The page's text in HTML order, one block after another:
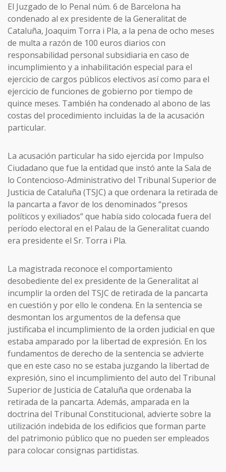
El Juzgado de lo Penal núm. 6 de Barcelona ha
condenado al ex presidente de la Generalitat de
Cataluña, Joaquim Torra i Pla, a la pena de ocho meses
de multa a razón de 100 euros diarios con
responsabilidad personal subsidiaria en caso de
incumplimiento y a inhabilitación especial para el
ejercicio de cargos públicos electivos así como para el
ejercicio de funciones de gobierno por tiempo de
quince meses. También ha condenado al abono de las
costas del procedimiento incluidas la de la acusación
particular.
La acusación particular ha sido ejercida por Impulso
Ciudadano que fue la entidad que instó ante la Sala de
lo Contencioso-Administrativo del Tribunal Superior de
Justicia de Cataluña (TSJC) a que ordenara la retirada de
la pancarta a favor de los denominados “presos
políticos y exiliados” que había sido colocada fuera del
período electoral en el Palau de la Generalitat cuando
era presidente el Sr. Torra i Pla.
La magistrada reconoce el comportamiento
desobediente del ex presidente de la Generalitat al
incumplir la orden del TSJC de retirada de la pancarta
en cuestión y por ello le condena. En la sentencia se
desmontan los argumentos de la defensa que
justificaba el incumplimiento de la orden judicial en que
estaba amparado por la libertad de expresión. En los
fundamentos de derecho de la sentencia se advierte
que en este caso no se estaba juzgando la libertad de
expresión, sino el incumplimiento del auto del Tribunal
Superior de Justicia de Cataluña que ordenaba la
retirada de la pancarta. Además, amparada en la
doctrina del Tribunal Constitucional, advierte sobre la
utilización indebida de los edificios que forman parte
del patrimonio público que no pueden ser empleados
para colocar consignas partidistas.